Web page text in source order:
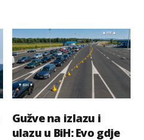
Gužve na izlazu i
ulazu u BiH: Evo gdje